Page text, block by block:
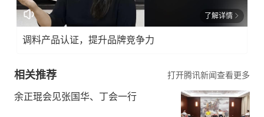
了解详情
调料产品认证，提升品牌竞争力
相关推荐 打开腾讯新闻查看更多
余正琨会见张国华、丁会一行